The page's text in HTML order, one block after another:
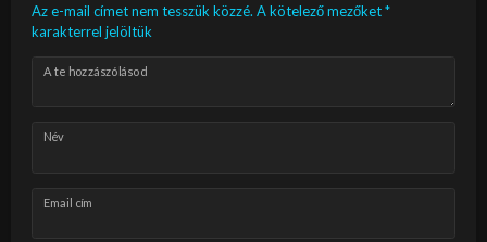
Az e-mail címet nem tesszük közzé. A kötelező mezőket*
karakterrel jelöltük
A te hozzászólásod
Név
Email cím